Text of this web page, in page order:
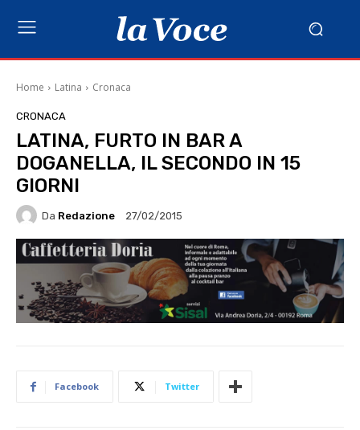
Home Latina Cronaca
CRONACA
LATINA, FURTO IN BAR A
DOGANELLA, IL SECONDO IN 15
GIORNI
Da Redazione 27/02/2015
Facebook Twitter